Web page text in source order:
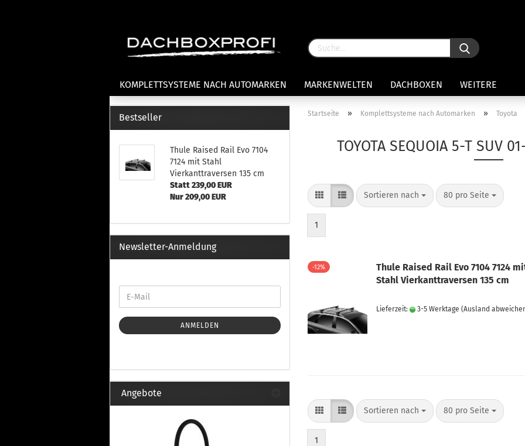
KOMPLETTSYSTEME NACH AUTOMARKEN MARKENWELTEN DACHBOXEN WEITERE
Dachfahrradträger
Heckklappenfahrradträger
Anhängekupplungsträger
E-Bike Fahrradträger
Lastenträgerfüße
Universaltträger Reling
Thule Montagekits 50.. für 7105
Clamp Fußsatz Fahrzeuge mit
Thule Kits 30.. für 753 Fußsatz
Thule Montagekits 40.. für 753
Fußsatz Fahrzeuge mit
integrierter Reling
Fußsatz Fahrzeuge mit
integrierter Reling
Wintersport anzeigen
Zubehör anzeigen
Thule Ersatzteile
Startseite » Komplettsysteme nach Automarken » Toyota
TOYOTA SEQUOIA 5-T SUV
Sortieren nach 80 pro Seite
1
-12%
Thule Raised Rail Evo 7104 7124
Stahl Vierkanttraversen 135 cm
Lieferzeit: 3-5 Werktage (Ausland
Sortieren nach 80 pro Seite
1
Bestseller
Thule Raised Rail Evo 7104
7124 mit Stahl
Vierkanttraversen 135 cm
Statt 239,00 EUR
Nur 209,00 EUR
Newsletter-Anmeldung
ANMELDEN
Angebote